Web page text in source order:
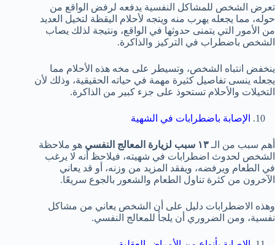
تعرض الشخص للمشاكل النفسية يدفعه لرفض الواقع من
حوله، مما يجعله يهرب منه ويتجه لأحلام اليقظة لتخيل العديد
من الأمور التي يتمنى حدوثها في الواقع، ونتيجة لذلك يصاب
الشخص باضطراب في التركيز والذاكرة.
ينخفض انتباه الشخص، وتسيطر على مخه هذه الأحلام مما
يجعله ينسى تفاصيل كثيرة مهمة في حياته الحقيقية، وذلك لأن
التخيلات والأحلام تستحوذ على جزء كبير من الذاكرة.
الإصابة باضطرابات في الشهية
أهم سبب من الـ ١٣ سبب لزيارة المعالج النفسي
هو ملاحظة
الشخص لحدوث اضطرابات في شهيته، فيلاحظ أنه لا يرغب
في الطعام ويرفضه، ويفقد المزيد من وزنه، أو قد يعاني
الآخرون من كثرة تناول الطعام والشعور بالجوع سريعًا.
وهذه الاضطرابات دليل على أن الشخص يعاني من مشاكل
نفسية، ومن الضروري أن يلجأ للمعالج النفسي.